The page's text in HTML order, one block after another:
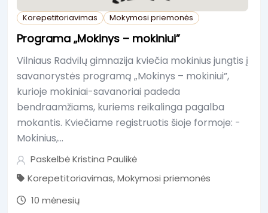
Korepetitoriavimas Mokymosi priemonės
Programa „Mokinys – mokiniui”
Vilniaus Radvilų gimnazija kviečia mokinius jungtis į
savanorystės programą „Mokinys – mokiniui”,
kurioje mokiniai-savanoriai padeda
bendraamžiams, kuriems reikalinga pagalba
mokantis. Kviečiame registruotis šioje formoje: -
Mokinius,…
PaskelbėKristina Paulikė
Korepetitoriavimas,Mokymosi priemonės
10 mėnesių